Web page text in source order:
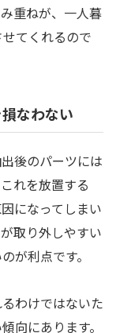
重ねが、一人暮
てくれるので
なわない
後のパーツには
れを放置する
になってしまい
取り外しやすい
が利点です。
わけではないた
向にあります。